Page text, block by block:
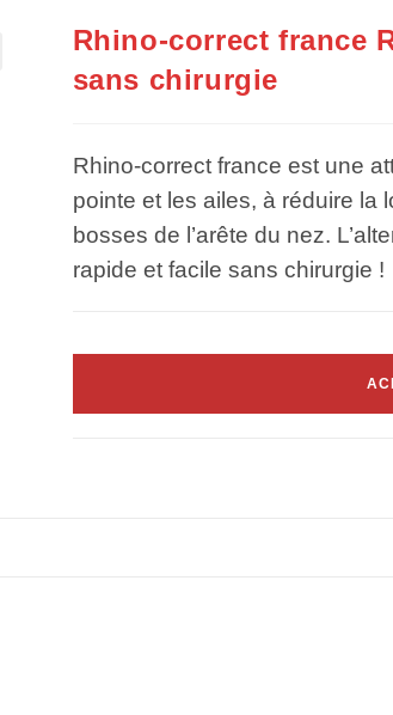
Rhino-correct france
sans chirurgie
Rhino-correct france est une
pointe et les ailes, à réduire la
bosses de l’arête du nez.
rapide et facile sans chirurgie !